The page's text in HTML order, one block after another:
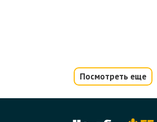
Посмотреть еще